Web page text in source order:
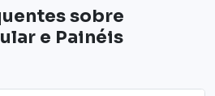
sobre
e Painéis